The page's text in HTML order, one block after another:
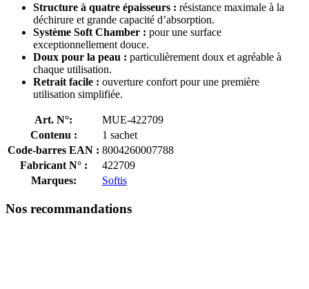
Structure à quatre épaisseurs : résistance maximale à la
déchirure et grande capacité d’absorption.
Système Soft Chamber : pour une surface
exceptionnellement douce.
Doux pour la peau : particulièrement doux et agréable à
chaque utilisation.
Retrait facile : ouverture confort pour une première
utilisation simplifiée.
Art. N°:
MUE-422709
Contenu :
1 sachet
Code-barres EAN : 8004260007788
Fabricant N° :
422709
Marques:
Softis
Nos recommandations